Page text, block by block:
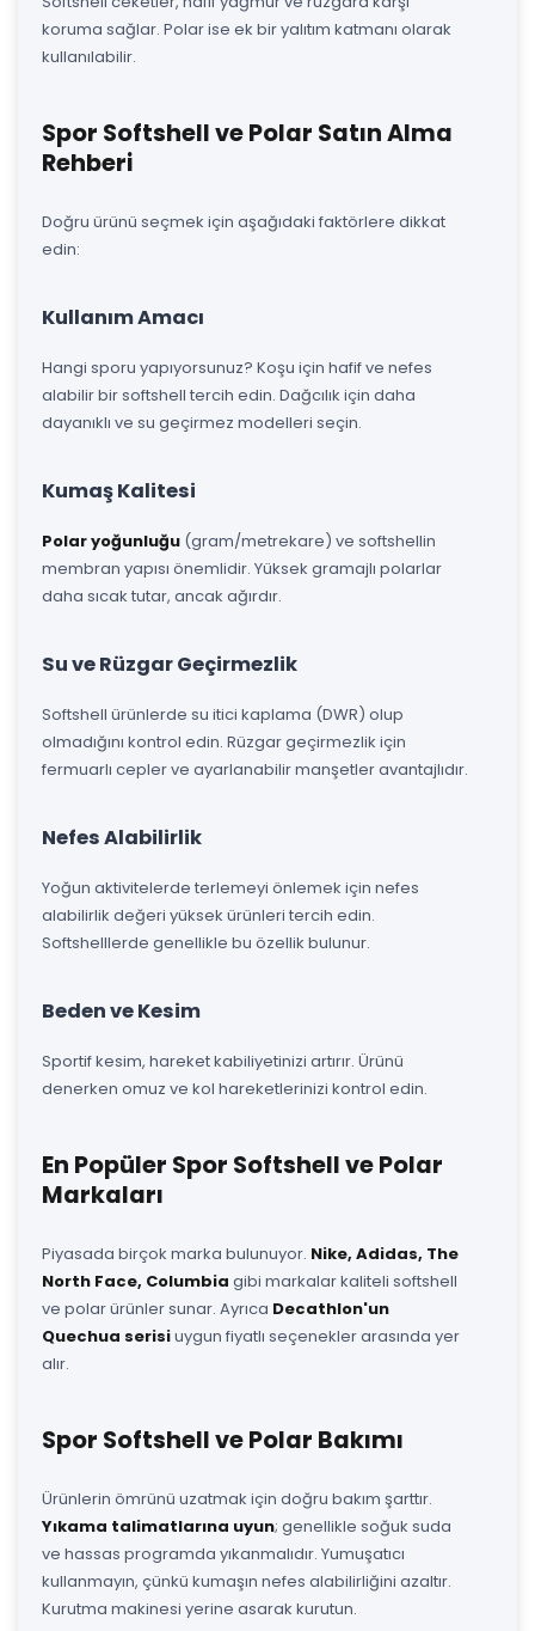
koruma sağlar. Polar ise ek bir yalıtım katmanı olarak
kullanılabilir.
Spor Softshell ve Polar Satın Alma
Rehberi
Doğru ürünü seçmek için aşağıdaki faktörlere dikkat
edin:
Kullanım Amacı
Hangi sporu yapıyorsunuz? Koşu için hafif ve nefes
alabilir bir softshell tercih edin. Dağcılık için daha
dayanıklı ve su geçirmez modelleri seçin.
Kumaş Kalitesi
Polar yoğunluğu (gram/metrekare) ve softshellin
membran yapısı önemlidir. Yüksek gramajlı polarlar
daha sıcak tutar, ancak ağırdır.
Su ve Rüzgar Geçirmezlik
Softshell ürünlerde su itici kaplama (DWR) olup
olmadığını kontrol edin. Rüzgar geçirmezlik için
fermuarlı cepler ve ayarlanabilir manşetler avantajlıdır.
Nefes Alabilirlik
Yoğun aktivitelerde terlemeyi önlemek için nefes
alabilirlik değeri yüksek ürünleri tercih edin.
Softshelllerde genellikle bu özellik bulunur.
Beden ve Kesim
Sportif kesim, hareket kabiliyetinizi artırır. Ürünü
denerken omuz ve kol hareketlerinizi kontrol edin.
En Popüler Spor Softshell ve Polar
Markaları
Piyasada birçok marka bulunuyor. Nike, Adidas, The
North Face, Columbia gibi markalar kaliteli softshell
ve polar ürünler sunar. Ayrıca Decathlon'un
Quechua serisiuygun fiyatlı seçenekler arasında yer
alır.
Spor Softshell ve Polar Bakımı
Ürünlerin ömrünü uzatmak için doğru bakım şarttır.
Yıkama talimatlarına uyun; genellikle soğuk suda
ve hassas programda yıkanmalıdır. Yumuşatıcı
kullanmayın, çünkü kumaşın nefes alabilirliğini azaltır.
Kurutma makinesi yerine asarak kurutun.